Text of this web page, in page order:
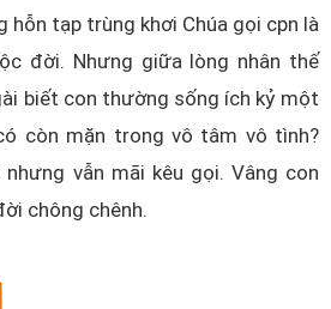
hỗn tạp trùng khơi Chúa gọi cpn là
đời. Nhưng giữa lòng nhân thế
biết con thường sống ích kỷ một
còn mặn trong vô tâm vô tình?
vẫn mãi kêu gọi. Vâng con
chông chênh.